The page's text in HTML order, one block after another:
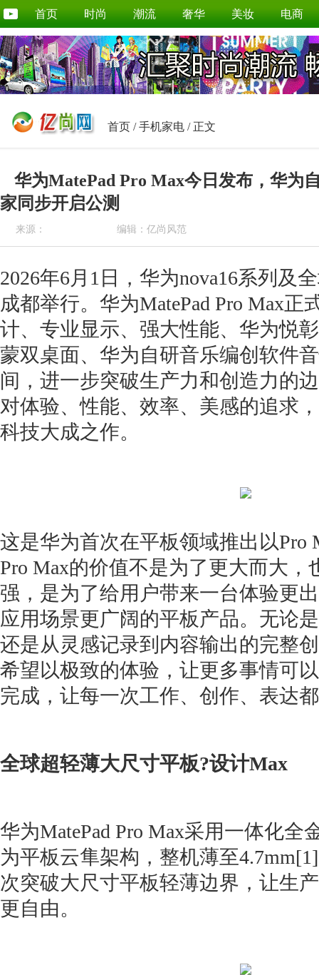
首页 时尚 潮流 奢华 美妆 电商
首页 /手机家电 / 正文
华为MatePad Pro Max今日发布，华为
家同步开启公测
来源： 编辑：亿尚风范
2026年6月1日，华为nova16系列及
成都举行。华为MatePad Pro Max正
计、专业显示、强大性能、华为悦
蒙双桌面、华为自研音乐编创软件
间，进一步突破生产力和创造力的
对体验、性能、效率、美感的追求
科技大成之作。
这是华为首次在平板领域推出以Pro
Pro Max的价值不是为了更大而大，
强，是为了给用户带来一台体验更
应用场景更广阔的平板产品。无论
还是从灵感记录到内容输出的完整
希望以极致的体验，让更多事情可
完成，让每一次工作、创作、表达
全球超轻薄大尺寸平板?设计Max
华为MatePad Pro Max采用一体化全
为平板云隼架构，整机薄至
次突破大尺寸平板轻薄边界，让生
更自由。